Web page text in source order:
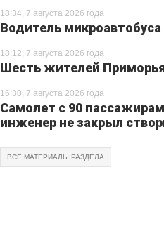
18:34, 7 августа 2026 года
Водитель
18:12, 7 августа 2026 года
Шесть жителей
16:30, 7 августа 2026 года
Самолет с 90
инженер не закрыл
ВСЕ МАТЕРИАЛЫ РАЗДЕЛА